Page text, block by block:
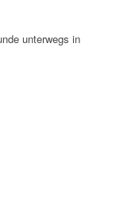
unterwegs in